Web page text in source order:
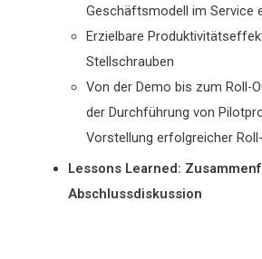
Geschäftsmodell im Service
Erzielbare
Stellschrauben
Von der Demo bis zum Roll-
der Durchführung von
Vorstellung erfolgreicher
Lessons Learned:
Abschlussdiskussion